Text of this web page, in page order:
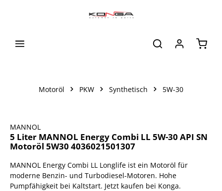
Motoröl PKW Synthetisch 5W-30
MANNOL
5 Liter MANNOL Energy Combi LL 5W-30 API SN
Motoröl 5W30 4036021501307
MANNOL Energy Combi LL Longlife ist ein Motoröl für
moderne Benzin- und Turbodiesel-Motoren. Hohe
Pumpfähigkeit bei Kaltstart. Jetzt kaufen bei Konga.